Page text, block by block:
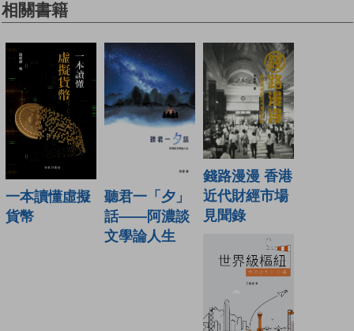
相關書籍
一本讀懂虛擬
貨幣
聽君一「夕」
話——阿濃談
文學論人生
錢路漫漫 香港
近代財經市場
見聞錄